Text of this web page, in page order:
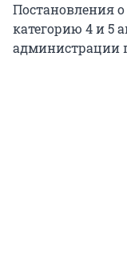
Постановления
категорию 4 и 5
администрации